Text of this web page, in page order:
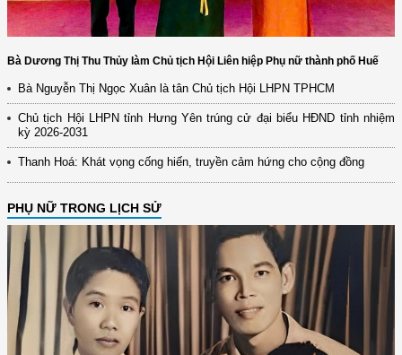
Bà Dương Thị Thu Thủy làm Chủ tịch Hội Liên hiệp Phụ nữ thành phố Huế
Bà Nguyễn Thị Ngọc Xuân là tân Chủ tịch Hội LHPN TPHCM
Chủ tịch Hội LHPN tỉnh Hưng Yên trúng cử đại biểu HĐND tỉnh nhiệm
kỳ 2026-2031
Thanh Hoá: Khát vọng cống hiến, truyền cảm hứng cho cộng đồng
PHỤ NỮ TRONG LỊCH SỬ